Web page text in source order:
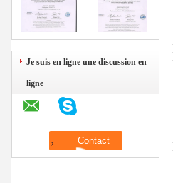
Je suis en ligne une discussion en
ligne